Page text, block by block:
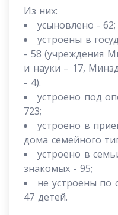
Из них:
усыновлено - 62;
устроены в
- 58 (учреждения
и науки – 17,
- 4).
устроено под
723;
устроено в
дома семейного
устроено в
знакомых - 95;
не устроены по
47 детей.